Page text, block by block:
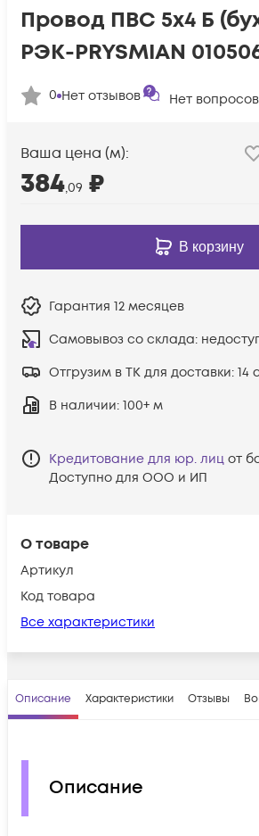
О товаре
Артикул
Код товара
Все характеристики
Провод ПВС 5х4 Б
РЭК-PRYSMIAN
0 Нет отзывов Нет вопросов
Ваша цена (м):
384,09 ₽
В корзину
Гарантия 12 месяцев
Самовывоз со склада:
Отгрузим в ТК для доставки: 14
В наличии: 100+ м
Кредитование для юр. лиц от
Доступно для ООО и ИП
Описание Характеристики Отзывы
Описание